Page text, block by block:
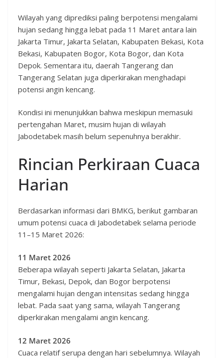
Wilayah yang diprediksi paling berpotensi mengalami
hujan sedang hingga lebat pada 11 Maret antara lain
Jakarta Timur, Jakarta Selatan, Kabupaten Bekasi, Kota
Bekasi, Kabupaten Bogor, Kota Bogor, dan Kota
Depok. Sementara itu, daerah Tangerang dan
Tangerang Selatan juga diperkirakan menghadapi
potensi angin kencang.
Kondisi ini menunjukkan bahwa meskipun memasuki
pertengahan Maret, musim hujan di wilayah
Jabodetabek masih belum sepenuhnya berakhir.
Rincian Perkiraan Cuaca
Harian
Berdasarkan informasi dari BMKG, berikut gambaran
umum potensi cuaca di Jabodetabek selama periode
11–15 Maret 2026:
11 Maret 2026
Beberapa wilayah seperti Jakarta Selatan, Jakarta
Timur, Bekasi, Depok, dan Bogor berpotensi
mengalami hujan dengan intensitas sedang hingga
lebat. Pada saat yang sama, wilayah Tangerang
diperkirakan mengalami angin kencang.
12 Maret 2026
Cuaca relatif serupa dengan hari sebelumnya. Wilayah